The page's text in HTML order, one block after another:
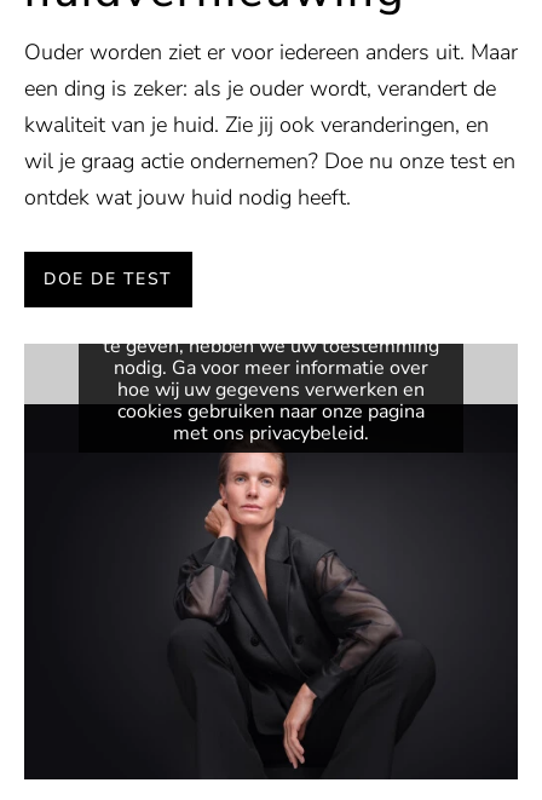
Ouder worden ziet er voor iedereen anders uit. Maar
een ding is zeker: als je ouder wordt, verandert de
kwaliteit van je huid. Zie jij ook veranderingen, en
wil je graag actie ondernemen? Doe nu onze test en
ontdek wat jouw huid nodig heeft.
DOE DE TEST
Toestemming vereist
Deze inhoud wordt geleverd door
te geven, hebben we uw toestemming
nodig. Ga voor meer informatie over
hoe wij uw gegevens verwerken en
cookies gebruiken naar onze pagina
met ons privacybeleid.
VIDEO ACTIVEREN
Altijd video's deblokkeren